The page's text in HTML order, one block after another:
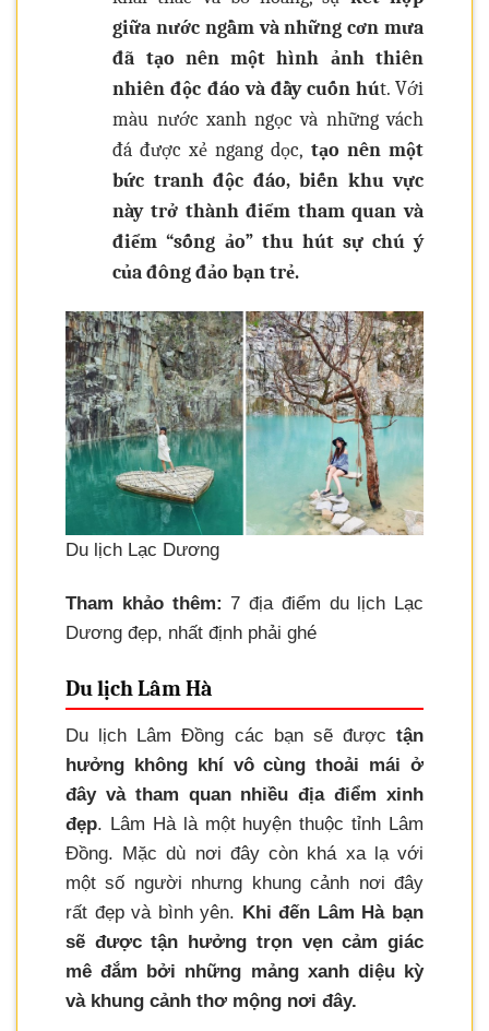
giữa nước ngầm và những cơn mưa
đã tạo nên một hình ảnh thiên
nhiên độc đáo và đầy cuốn hút. Với
màu nước xanh ngọc và những vách
đá được xẻ ngang dọc,tạo nên một
bức tranh độc đáo, biến khu vực
này trở thành điểm tham quan và
điểm “sống ảo” thu hút sự chú ý
của đông đảo bạn trẻ.
Du lịch Lạc Dương
Tham khảo thêm: 7 địa điểm du lịch Lạc
Dương đẹp, nhất định phải ghé
Du lịch Lâm Hà
Du lịch Lâm Đồng các bạn sẽ được tận
hưởng không khí vô cùng thoải mái ở
đây và tham quan nhiều địa điểm xinh
đẹp. Lâm Hà là một huyện thuộc tỉnh Lâm
Đồng. Mặc dù nơi đây còn khá xa lạ với
một số người nhưng khung cảnh nơi đây
rất đẹp và bình yên. Khi đến Lâm Hà bạn
sẽ được tận hưởng trọn vẹn cảm giác
mê đắm bởi những mảng xanh diệu kỳ
và khung cảnh thơ mộng nơi đây.